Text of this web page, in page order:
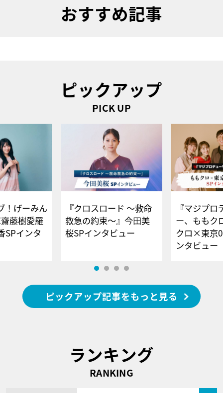
おすすめ記事
ピックアップ
PICK UP
！げーみん
藤樹愛羅
SPインタ
『クロスロード ～救命
救急の約束～』今田美
桜SPインタビュー
『マジプロ
ー、ももク
クロ×東京
ンタビュー
ピックアップ記事をもっと見る
ランキング
RANKING